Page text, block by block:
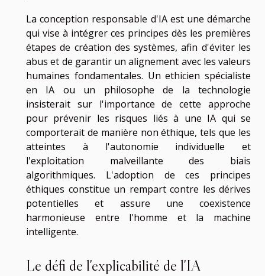
La conception responsable d'IA est une démarche
qui vise à intégrer ces principes dès les premières
étapes de création des systèmes, afin d'éviter les
abus et de garantir un alignement avec les valeurs
humaines fondamentales. Un ethicien spécialiste
en IA ou un philosophe de la technologie
insisterait sur l'importance de cette approche
pour prévenir les risques liés à une IA qui se
comporterait de manière non éthique, tels que les
atteintes à l'autonomie individuelle et
l'exploitation malveillante des biais
algorithmiques. L'adoption de ces principes
éthiques constitue un rempart contre les dérives
potentielles et assure une coexistence
harmonieuse entre l'homme et la machine
intelligente.
Le défi de l'explicabilité de l'IA